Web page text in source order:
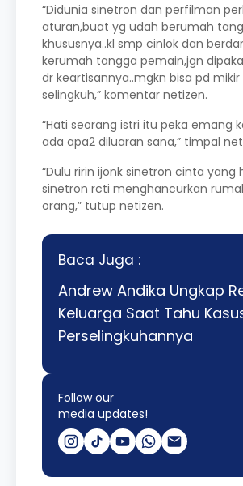
“Didunia sinetron dan perfilman
aturan,buat yg udah berumah
khususnya..kl smp cinlok dan
kerumah tangga pemain,jgn
dr keartisannya..mgkn bisa pd mikir
selingkuh,” komentar netizen.
“Hati seorang istri itu peka emang
ada apa2 diluaran sana,” timpal
“Dulu ririn ijonk sinetron cinta yang
sinetron rcti menghancurkan
orang,” tutup netizen.
Baca Juga :
Andrew Andika Ungkap
Keluarga Saat Tahu
Perselingkuhannya
Follow our
media updates!